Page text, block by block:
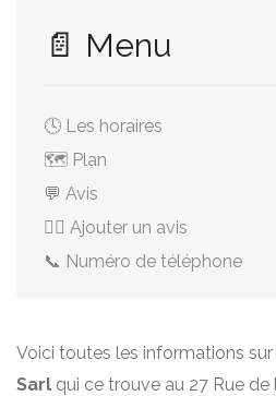
📄 Menu
🕓 Les horaires
🗺️ Plan
💬 Avis
✍🏻 Ajouter un avis
📞 Numéro de téléphone
Voici toutes les informations
Sarl qui ce trouve au 27 Rue